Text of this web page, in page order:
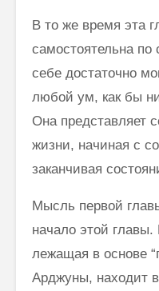
В то же время эта
самостоятельна
себе достаточно
любой ум, как бы
Она представляет
жизни, начиная с
заканчивая
Мысль первой
начало этой
лежащая в основе
Арджуны, находит